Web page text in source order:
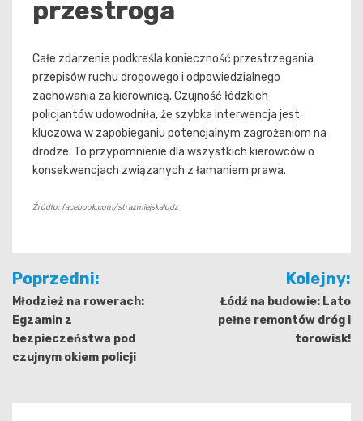
przestroga
Całe zdarzenie podkreśla konieczność przestrzegania
przepisów ruchu drogowego i odpowiedzialnego
zachowania za kierownicą. Czujność łódzkich
policjantów udowodniła, że szybka interwencja jest
kluczowa w zapobieganiu potencjalnym zagrożeniom na
drodze. To przypomnienie dla wszystkich kierowców o
konsekwencjach związanych z łamaniem prawa.
Źródło: facebook.com/strazmiejskalodz
Nawigacja
wpisu
Poprzedni:
Młodzież na rowerach:
Egzamin z
bezpieczeństwa pod
czujnym okiem policji
Kolejny:
Łódź na budowie: Lato
pełne remontów dróg i
torowisk!